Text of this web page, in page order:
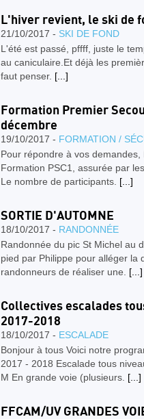
L'hiver revient, le ski de
21/10/2017 - SKI DE FOND
L'été est passé, pffff, juste le
au caniculaire.Et déjà les
faut penser. [...]
Formation Premier
décembre
19/10/2017 - FORMATION /
Pour répondre à vos
Formation PSC1, assurée par
Le nombre de participants. [...]
SORTIE D'AUTOMNE
18/10/2017 - RANDONNÉE
Randonnée du pic St Michel au
pied par Philippe pour alléger la
randonneurs de réaliser une. [...]
Collectives escalades
2017-2018
18/10/2017 - ESCALADE
Bonjour à tous Voici notre
2017 - 2018 Escalade tous
M En grande voie (plusieurs. [...]
FFCAM/UV GRANDES